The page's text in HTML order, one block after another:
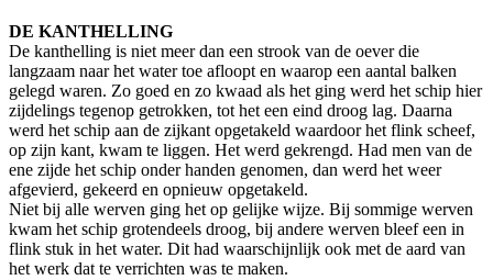
DE KANTHELLING
De kanthelling is niet meer dan een strook van de oever die
langzaam naar het water toe afloopt en waarop een aantal balken
gelegd waren. Zo goed en zo kwaad als het ging werd het schip hier
zijdelings tegenop getrokken, tot het een eind droog lag. Daarna
werd het schip aan de zijkant opgetakeld waardoor het flink scheef,
op zijn kant, kwam te liggen. Het werd gekrengd. Had men van de
ene zijde het schip onder handen genomen, dan werd het weer
afgevierd, gekeerd en opnieuw opgetakeld.
Niet bij alle werven ging het op gelijke wijze. Bij sommige werven
kwam het schip grotendeels droog, bij andere werven bleef een in
flink stuk in het water. Dit had waarschijnlijk ook met de aard van
het werk dat te verrichten was te maken.